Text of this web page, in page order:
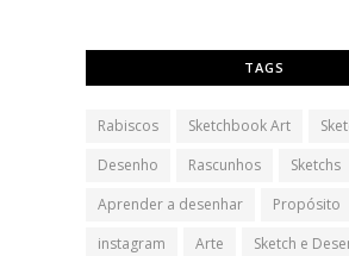
TAGS
Rabiscos Sketchbook Art
Desenho
Rascunhos
Sketchs
Aprender a desenhar
Propósito
instagram
Arte
Sketch e